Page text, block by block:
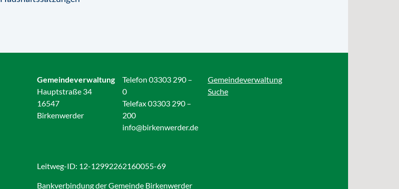
Gemeindeverwaltung
Hauptstraße 34
16547
Birkenwerder
Telefon 03303 290 –
0
Telefax 03303 290 –
200
info@birkenwerder.de
Gemeindeverwaltung
Suche
Leitweg-ID: 12-12992262160055-69
Bankverbindung der Gemeinde Birkenwerder